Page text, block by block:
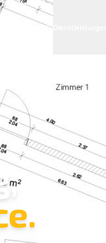
ArchifyDienstleistungen